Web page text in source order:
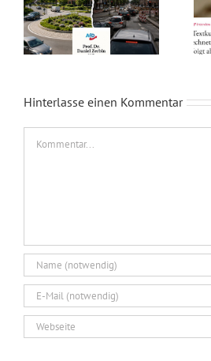
Hinterlasse einen Kommentar